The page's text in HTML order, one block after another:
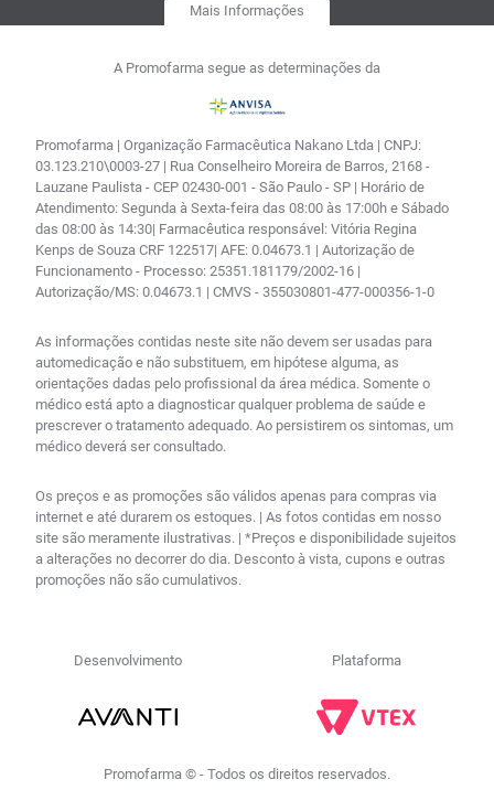
Mais Informações
A Promofarma segue as determinações da
Promofarma | Organização Farmacêutica Nakano Ltda | CNPJ:
03.123.210\0003-27 | Rua Conselheiro Moreira de Barros, 2168 -
Lauzane Paulista - CEP 02430-001 - São Paulo - SP | Horário de
Atendimento: Segunda à Sexta-feira das 08:00 às 17:00h e Sábado
das 08:00 às 14:30| Farmacêutica responsável: Vitória Regina
Kenps de Souza CRF 122517| AFE: 0.04673.1 | Autorização de
Funcionamento - Processo: 25351.181179/2002-16 |
Autorização/MS: 0.04673.1 | CMVS - 355030801-477-000356-1-0
As informações contidas neste site não devem ser usadas para
automedicação e não substituem, em hipótese alguma, as
orientações dadas pelo profissional da área médica. Somente o
médico está apto a diagnosticar qualquer problema de saúde e
prescrever o tratamento adequado. Ao persistirem os sintomas, um
médico deverá ser consultado.
Os preços e as promoções são válidos apenas para compras via
internet e até durarem os estoques. | As fotos contidas em nosso
site são meramente ilustrativas. | *Preços e disponibilidade sujeitos
a alterações no decorrer do dia. Desconto à vista, cupons e outras
promoções não são cumulativos.
Desenvolvimento Plataforma
Promofarma © - Todos os direitos reservados.